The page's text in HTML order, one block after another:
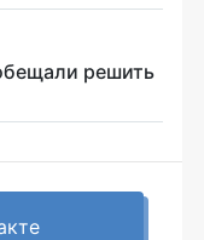
решить